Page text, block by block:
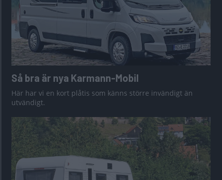
Så bra är nya Karmann-Mobil
Här har vi en kort plåtis som känns större invändigt än
utvändigt.